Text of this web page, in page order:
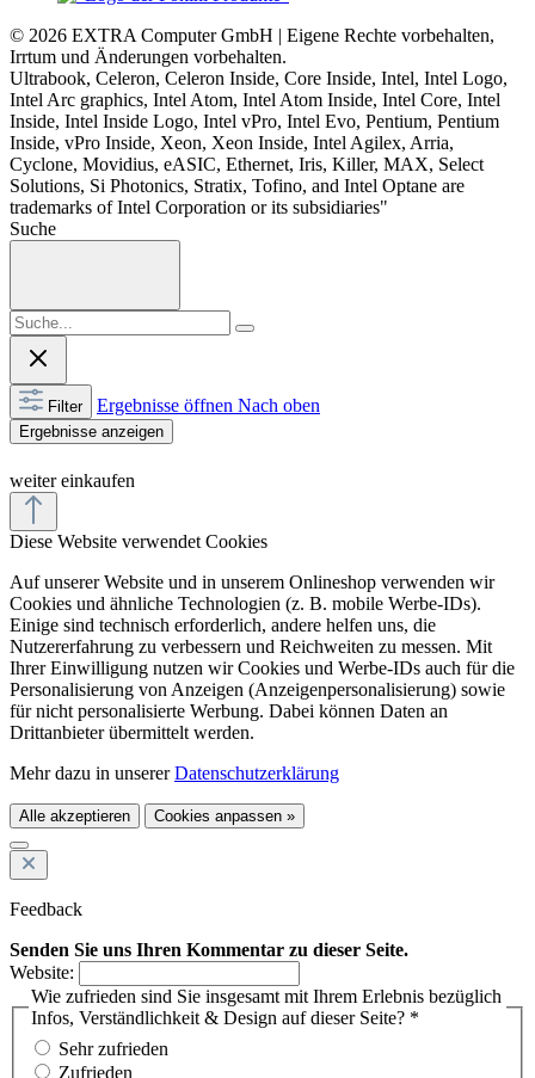
© 2026 EXTRA Computer GmbH | Eigene Rechte vorbehalten,
Irrtum und Änderungen vorbehalten.
Ultrabook, Celeron, Celeron Inside, Core Inside, Intel, Intel Logo,
Intel Arc graphics, Intel Atom, Intel Atom Inside, Intel Core, Intel
Inside, Intel Inside Logo, Intel vPro, Intel Evo, Pentium, Pentium
Inside, vPro Inside, Xeon, Xeon Inside, Intel Agilex, Arria,
Cyclone, Movidius, eASIC, Ethernet, Iris, Killer, MAX, Select
Solutions, Si Photonics, Stratix, Tofino, and Intel Optane are
trademarks of Intel Corporation or its subsidiaries"
Suche
Filter Ergebnisse öffnen Nach oben
Ergebnisse anzeigen
weiter einkaufen
Diese Website verwendet Cookies
Auf unserer Website und in unserem Onlineshop verwenden wir
Cookies und ähnliche Technologien (z. B. mobile Werbe-IDs).
Einige sind technisch erforderlich, andere helfen uns, die
Nutzererfahrung zu verbessern und Reichweiten zu messen. Mit
Ihrer Einwilligung nutzen wir Cookies und Werbe-IDs auch für die
Personalisierung von Anzeigen (Anzeigenpersonalisierung) sowie
für nicht personalisierte Werbung. Dabei können Daten an
Drittanbieter übermittelt werden.
Mehr dazu in unsererDatenschutzerklärung
Alle akzeptieren Cookies anpassen »
Feedback
Senden Sie uns Ihren Kommentar zu dieser Seite.
Website:
Wie zufrieden sind Sie insgesamt mit Ihrem Erlebnis bezüglich
Infos, Verständlichkeit & Design auf dieser Seite? *
Sehr zufrieden
Zufrieden